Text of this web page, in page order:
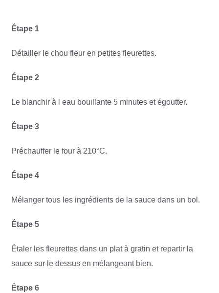
Étape 1
Détailler le chou fleur en petites fleurettes.
Étape 2
Le blanchir à l eau bouillante 5 minutes et égoutter.
Étape 3
Préchauffer le four à 210°C.
Étape 4
Mélanger tous les ingrédients de la sauce dans un bol.
Étape 5
Étaler les fleurettes dans un plat à gratin et repartir la
sauce sur le dessus en mélangeant bien.
Étape 6